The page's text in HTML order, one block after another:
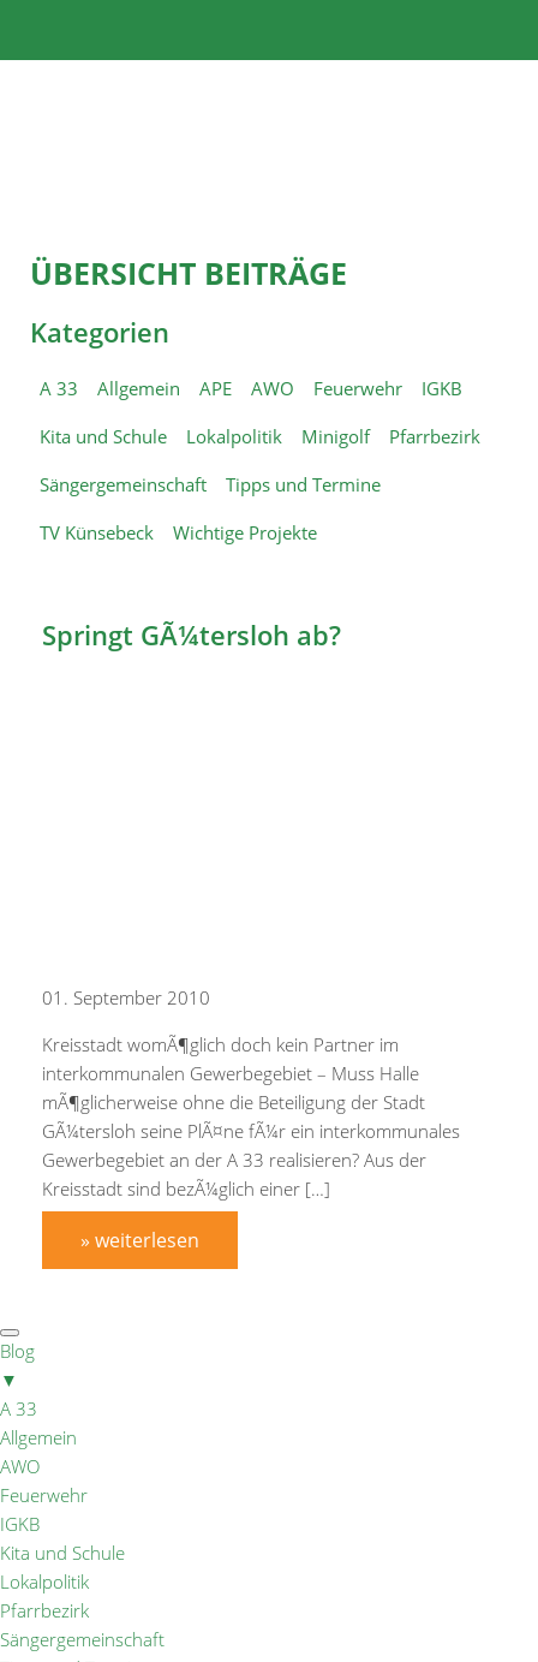
ÜBERSICHT BEITRÄGE
Kategorien
A 33 Allgemein APE AWO Feuerwehr
IGKB
Kita und Schule
Lokalpolitik Minigolf
Pfarrbezirk
Sängergemeinschaft
Tipps und Termine
TV Künsebeck
Wichtige Projekte
Springt GÃ¼tersloh ab?
01. September 2010
Kreisstadt womÃ¶glich doch kein Partner im
interkommunalen Gewerbegebiet – Muss Halle
mÃ¶glicherweise ohne die Beteiligung der Stadt
GÃ¼tersloh seine PlÃ¤ne fÃ¼r ein interkommunales
Gewerbegebiet an der A 33 realisieren? Aus der
Kreisstadt sind bezÃ¼glich einer […]
» weiterlesen
Blog
▼
A 33
Allgemein
AWO
Feuerwehr
IGKB
Kita und Schule
Lokalpolitik
Pfarrbezirk
Sängergemeinschaft